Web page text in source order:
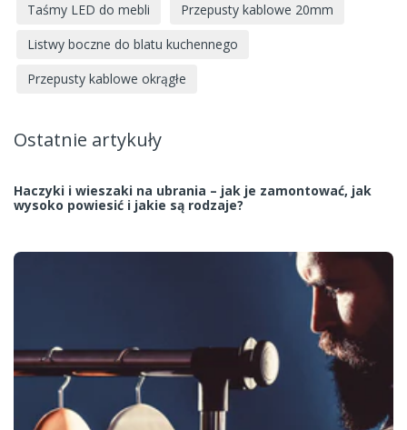
Taśmy LED do mebli
Przepusty kablowe 20mm
Listwy boczne do blatu kuchennego
Przepusty kablowe okrągłe
Ostatnie artykuły
Haczyki i wieszaki na ubrania – jak je zamontować, jak
wysoko powiesić i jakie są rodzaje?